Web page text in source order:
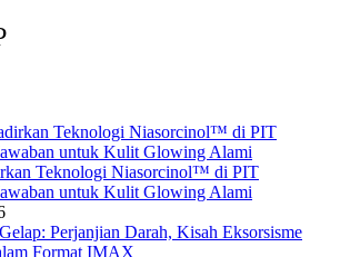
Teknologi Niasorcinol™ di PIT
untuk Kulit Glowing Alami